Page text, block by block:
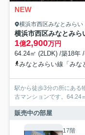
NEW
横浜市西区みなとみらい
横浜市西区みなとみら
1億2,900万円
64.24㎡ (2LDK) /築18年
みなとみらい線「みな
駅から徒歩3分の所にある
古マンションです。64.24
販売中の部屋
17階